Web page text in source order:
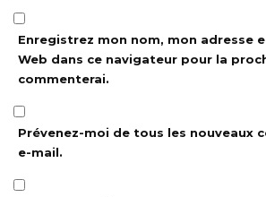
Enregistrez mon nom, mon adresse
Web dans ce navigateur pour la
commenterai.
Prévenez-moi de tous les nouveaux
e-mail.